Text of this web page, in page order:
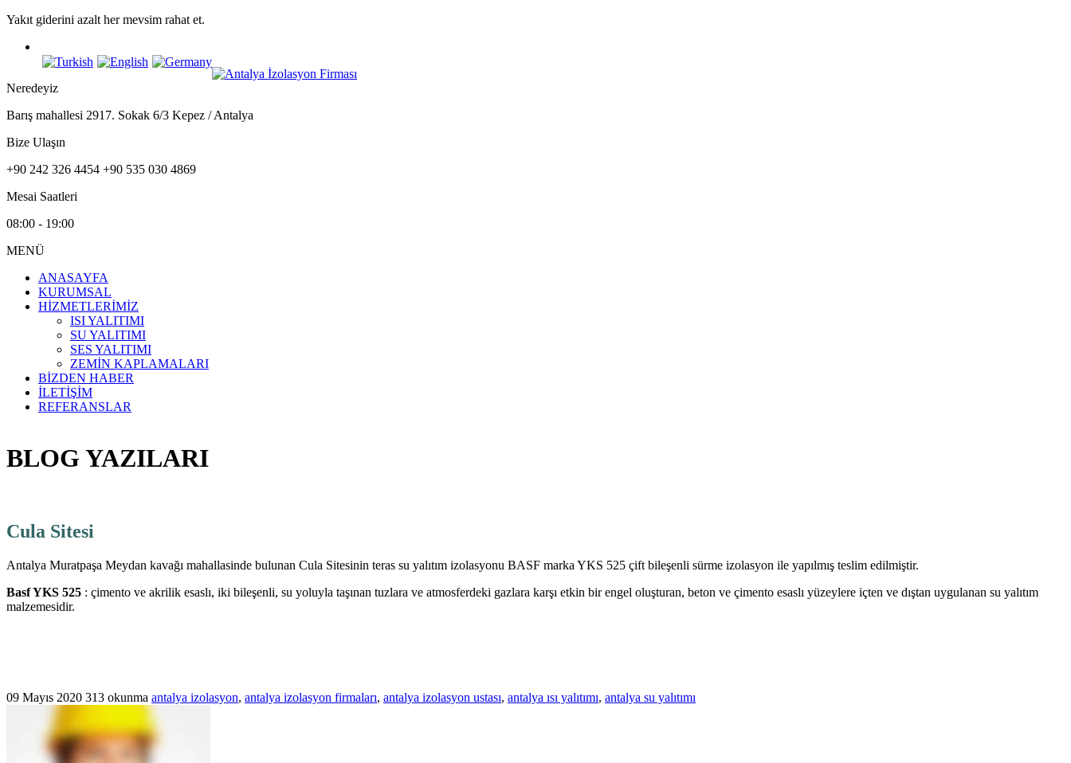
Yakıt giderini azalt her mevsim rahat et.
Neredeyiz
Barış mahallesi 2917. Sokak 6/3 Kepez / Antalya
Bize Ulaşın
+90 242 326 4454 +90 535 030 4869
Mesai Saatleri
08:00 - 19:00
MENÜ
ANASAYFA
KURUMSAL
HİZMETLERİMİZ
ISI YALITIMI
SU YALITIMI
SES YALITIMI
ZEMİN KAPLAMALARI
BİZDEN HABER
İLETİŞİM
REFERANSLAR
BLOG YAZILARI
Cula Sitesi
Antalya Muratpaşa Meydan kavağı mahallasinde bulunan Cula Sitesinin teras su yalıtım izolasyonu BASF marka YKS 525 çift bileşenli sürme izolasyon ile yapılmış teslim edilmiştir.
Basf YKS 525 : çimento ve akrilik esaslı, iki bileşenli, su yoluyla taşınan tuzlara ve atmosferdeki gazlara karşı etkin bir engel oluşturan, beton ve çimento esaslı yüzeylere içten ve dıştan uygulanan su yalıtım
malzemesidir.
09 Mayıs 2020 313 okunma antalya izolasyon, antalya izolasyon firmaları, antalya izolasyon ustası, antalya ısı yalıtımı, antalya su yalıtımı